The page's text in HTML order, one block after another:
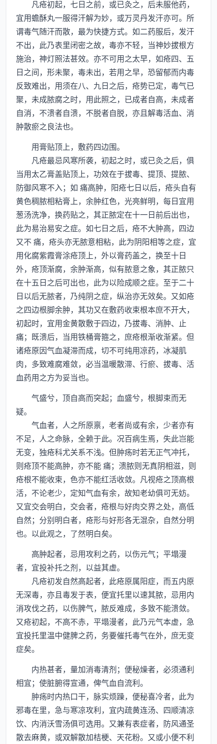
凡疮初起，七日之前，或已灸之，后未服他药，
宜用蟾酥丸一服得汗解为妙，或万灵丹发汗亦可。所
谓毒气随汗而散，最为快捷方式。如二药服后，发汗
不出，此乃表里闭密之故，毒亦不轻，当神妙拔根方
施治，神灯照法甚效。亦不可用之太早，如疮四、五
日之间，形未聚，毒未出，若用之早，恐留郁而内毒
反致难出，用须在八、九日之后，疮势已定，毒气已
聚，未成脓腐之时，用此照之，已成者自高，未成者
自消，不溃者自溃，不脱者自脱，亦且解毒活血、消
肿散瘀之良法也。
用膏贴顶上，敷药四边围。
凡疮最忌风寒所袭，初起之时，或已灸之后，俱
当用太乙膏盖贴顶上，功效在于拔毒、提顶、提脓、
防御风寒不入；如 痛高肿，阳疮七日以后，疮头自有
黄色稠脓相粘膏上，余肿红色，光亮鲜明，每日宜用
葱汤洗净，换药贴之，其正脓定在十一日前后出也，
此为易治易安之症。如七日之后，疮不大肿高，四边
又不 痛，疮头亦无脓意相粘，此为阴阳相等之症，宜
用化腐紫霞膏涂疮顶上，外以膏药盖之，换至十日
外，疮顶渐腐，余肿渐高，似有脓意之象，其正脓只
在十五日之后可出也，此为以险成顺之症。至于二十
日以后无脓者，乃纯阴之症，纵治亦无效矣。又如疮
之四边根脚余肿，其功又在敷药收束根本庶不开大，
初起时，宜用金黄散敷于四边，乃拔毒、消肿、止
痛；既溃后，当用铁桶膏箍之，庶疮根渐收渐紧。但
诸疮原因气血凝滞而成，切不可纯用凉药，冰凝肌
肉，多致难腐难敛，必当温暖散滞、行瘀、拔毒、活
血药用之方为妥当也。
气盛兮，顶自高而突起；血盛兮，根脚束而无
疑。
气血者，人之所原禀，老者尚或有余，少者亦有
不足，人之命脉，全赖于此。况百病生焉，失此岂能
无变，独疮科尤关系不浅。但肿疡时若无正气冲托，
则疮顶不能高肿，亦不能 痛；溃脓则无真阴相滋，则
疮根不能收束，色亦不能红活收敛。凡视疮之顶高根
活，不论老少，定知气血有余，故知老幼俱可无妨。
又宜交会明白，交会者，疮根与好肉交界之处，高低
自然；分别明白者，疮形与好形各无混杂，自然分明
也。以此观之，了然明白矣。
高肿起者，忌用攻利之药，以伤元气；平塌漫
者，宜投补托之剂，以益其虚。
凡疮初发自然高起者，此疮原属阳症，而五内原
无深毒，亦且毒发于表，便宜托里以速其脓，忌用内
消攻伐之药，以伤脾气，脓反难成，多致不能溃敛。
又疮初起，不高不赤，平塌漫者，此乃元气本虚，急
宜投托里温中健脾之药，务要催托毒气在外，庶无变
症矣。
内热甚者，量加消毒清剂；便秘燥者，必须通利
相宜；使脏腑得宣通，俾气血自流利。
肿疡时内热口干，脉实烦躁，便秘喜冷者，此为
邪毒在里，急与寒凉攻利，宜内疏黄连汤、四顺清凉
饮、内消沃雪汤俱可选用。又兼有表症者，防风通圣
散去麻黄，或双解散加桔梗、天花粉。又或小便不利